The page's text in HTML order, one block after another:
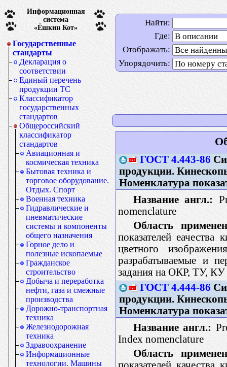
Информационная
система
«Ёшкин Кот»
Государственные
стандарты
Декларация о
соответствии
Единый перечень
продукции ТС
Классификатор
государственных
стандартов
Общероссийский
классификатор
стандартов
Авиационная и
космическая техника
Бытовая техника и
торговое оборудование.
Отдых. Спорт
Военная техника
Гидравлические и
пневматические
системы и компоненты
общего назначения
Горное дело и
полезные ископаемые
Гражданское
строительство
Добыча и переработка
нефти, газа и смежные
производства
Дорожно-транспортная
техника
Железнодорожная
техника
Здравоохранение
Информационные
технологии. Машины
Найти:
Где:
Отображать:
Упорядочить:
ГОСТ 4.443-86
продукции.
Номенклатура
Название англ.:
nomenclature
Область
показателей
цветного
разрабатываемые и
задания на ОКР, ТУ, КУ
ГОСТ 4.444-86
продукции.
Номенклатура
Название англ.:
Index nomenclature
Область